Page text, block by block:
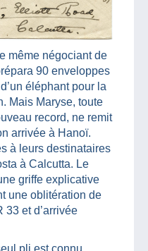
même négociant de
90 enveloppes
éléphant pour la
Mais Maryse, toute
record, ne remit
arrivée à Hanoï.
à leurs destinataires
à Calcutta. Le
griffe explicative
une oblitération de
33 et d’arrivée
pli est connu